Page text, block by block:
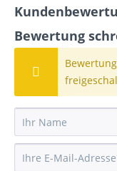
Bewertung